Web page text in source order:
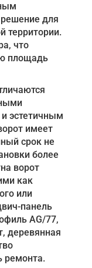
для
территории.
что
площадь
эстетичным
имеет
срок не
более
ворот
как
или
панель
AG/77,
деревянная
ремонта.